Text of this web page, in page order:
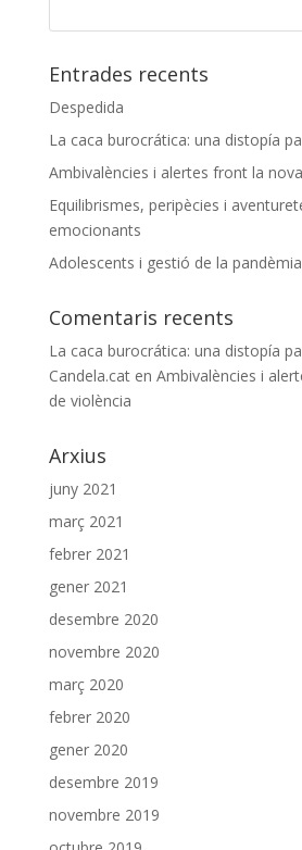
Entrades recents
Despedida
La caca burocrática: una distopía
Ambivalències i alertes front la
Equilibrismes, peripècies i
emocionants
Adolescents i gestió de la pandèmia
Comentaris recents
La caca burocrática: una distopía
Candela.caten Ambivalències i
de violència
Arxius
juny 2021
març 2021
febrer 2021
gener 2021
desembre 2020
novembre 2020
març 2020
febrer 2020
gener 2020
desembre 2019
novembre 2019